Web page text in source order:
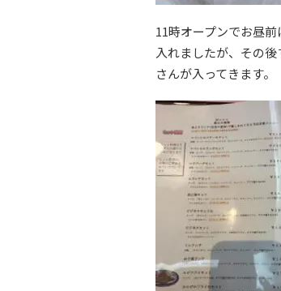
11時オープンでお昼
入れましたが、その
さんが入ってきます。